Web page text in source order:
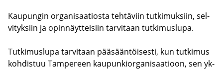
Kau­pun­gin or­ga­ni­saa­tios­ta teh­tä­viin tut­ki­muk­siin, sel­
vi­tyk­siin ja opin­näyt­tei­siin tar­vi­taan tut­ki­mus­lu­pa.
Tut­ki­mus­lu­pa tar­vi­taan pää­sään­töi­ses­ti, kun tut­ki­mus
koh­dis­tuu Tam­pe­reen kau­pun­kior­ga­ni­saa­tioon, sen yk­